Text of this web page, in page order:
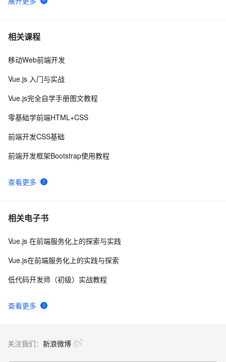
6 2022 前端包管理方案-pnpm 和 corepack
7 而桌面app向来是web前端开发开发人员下意识的避开方
8 前端常见的HTTP状态码
量
10前后端分离，如何在前端项目中动态插入后端API基地
相关课程
查看更多
移动Web前端开发
Vue.js 入门与实战
Vue.js完全自学手册图文教程
零基础学前端HTML+CSS
前端开发CSS基础
前端开发框架Bootstrap使用教程
相关电子书
查看更多
Vue.js 在前端服务化上的探索与实践
Vue.js在前端服务化上的实践与探索
低代码开发师（初级）实战教程
关注我们： 新浪微博